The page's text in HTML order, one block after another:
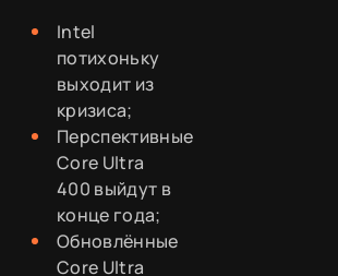
Intel
потихоньку
выходит из
кризиса;
Перспективные
Core Ultra
400 выйдут в
конце года;
Обновлённые
Core Ultra